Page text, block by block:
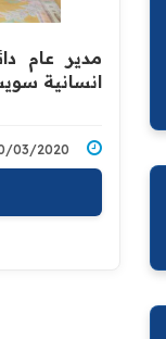
مدير عام
انسانية
10/03/2020 - 11:41